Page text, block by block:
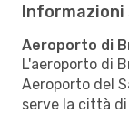
Aeroporto di
L'aeroporto di
Aeroporto del
serve la città